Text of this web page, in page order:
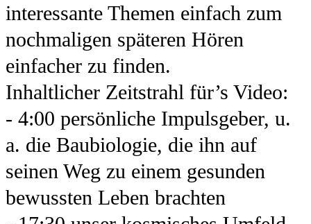
interessante Themen einfach zum
nochmaligen späteren Hören
einfacher zu finden.
Inhaltlicher Zeitstrahl für’s Video:
- 4:00 persönliche Impulsgeber, u.
a. die Baubiologie, die ihn auf
seinen Weg zu einem gesunden
bewussten Leben brachten